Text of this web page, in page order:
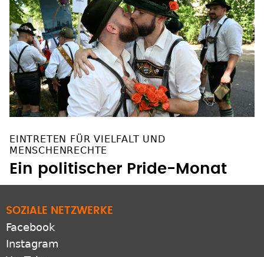
MENSCHENRECHTE
Ein politischer Pride-Monat
Facebook
Instagram
YouTube